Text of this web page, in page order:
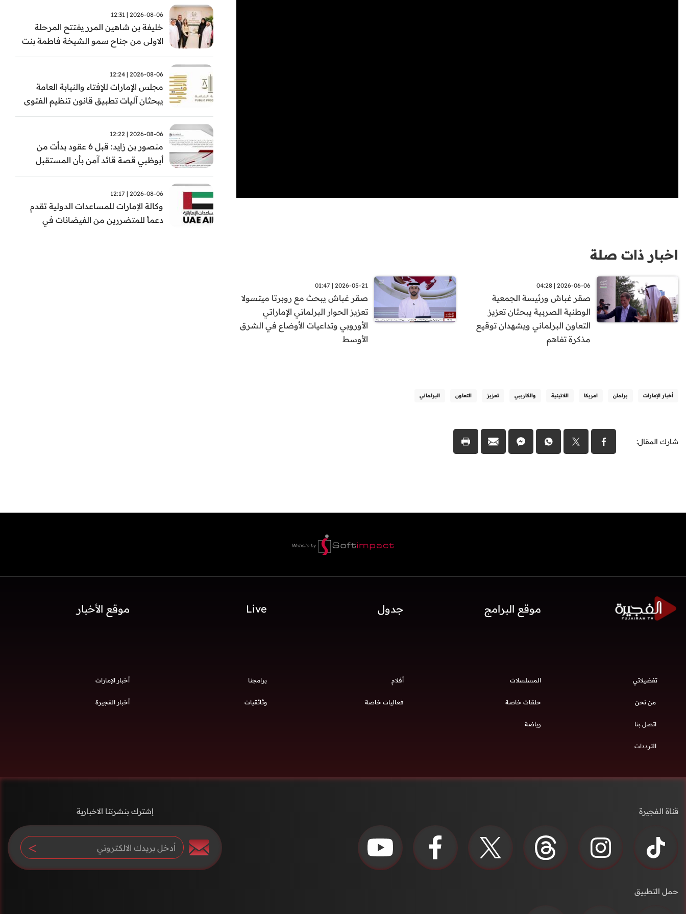
اخبار ذات صلة
2026-06-06 | 04:28
صقر غباش ورئيسة الجمعية
الوطنية الصربية يبحثان تعزيز
التعاون البرلماني ويشهدان توقيع
مذكرة تفاهم
2026-05-21 | 01:47
صقر غباش يبحث مع روبرتا ميتسولا
تعزيز الحوار البرلماني الإماراتي
الأوروبي وتداعيات الأوضاع في الشرق
الأوسط
أخبار الإمارات برلمان امريكا اللاتينية والكاريبي تعزيز التعاون البرلماني
شارك المقال:
2026-08-06 | 12:31
خليفة بن شاهين المرر يفتتح المرحلة
الاولى من جناح سمو الشيخة فاطمة بنت
مبارك للجراحة النسائية والتوليد في
2026-08-06 | 12:24
مجلس الإمارات للإفتاء والنيابة العامة
يبحثان آليات تطبيق قانون تنظيم الفتوى
وضبط المخالفات
2026-08-06 | 12:22
منصور بن زايد: قبل 6 عقود بدأت من
أبوظبي قصة قائد آمن بأن المستقبل
يُصنع بالإرادة والعمل
2026-08-06 | 12:17
وكالة الإمارات للمساعدات الدولية تقدم
دعماً للمتضررين من الفيضانات في
موقع البرامج جدول Live موقع الأخبار
تفضيلاتي
من نحن
اتصل بنا
الترددات
المسلسلات أفلام برامجنا
حلقات خاصة فعاليات خاصة وثائقيات
رياضة
أخبار الإمارات
أخبار الفجيرة
قناة الفجيرة
حمل التطبيق
إشترك بنشرتنا الاخبارية